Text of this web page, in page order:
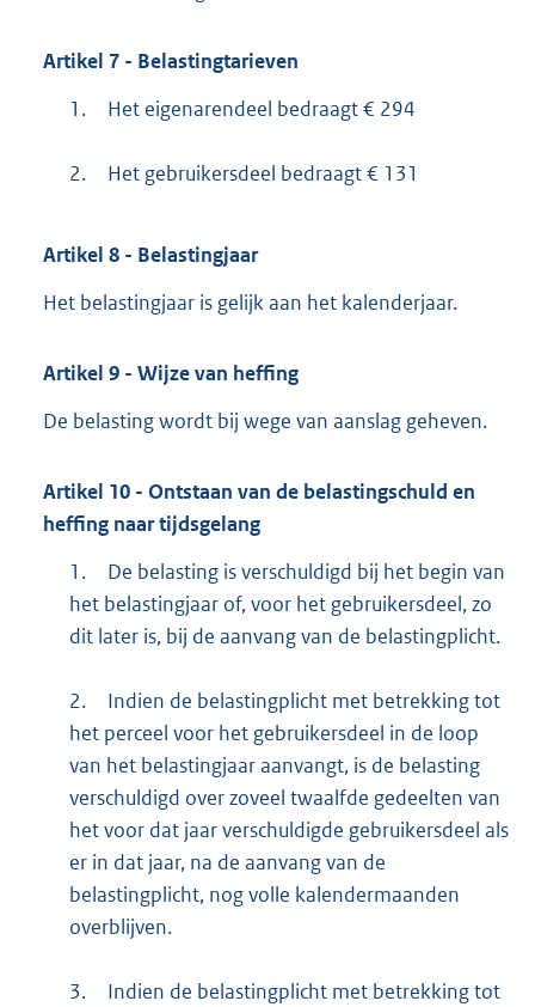
Artikel 7 - Belastingtarieven
1.
Het eigenarendeel bedraagt € 294
2. Het gebruikersdeel bedraagt € 131
Artikel 8 - Belastingjaar
Het belastingjaar is gelijk aan het kalenderjaar.
Artikel 9 - Wijze van heffing
De belasting wordt bij wege van aanslag geheven.
Artikel 10 - Ontstaan van de belastingschuld en
heffing naar tijdsgelang
1.
De belasting is verschuldigd bij het begin van
het belastingjaar of, voor het gebruikersdeel, zo
dit later is, bij de aanvang van de belastingplicht.
2.
Indien de belastingplicht met betrekking tot
het perceel voor het gebruikersdeel in de loop
van het belastingjaar aanvangt, is de belasting
verschuldigd over zoveel twaalfde gedeelten van
het voor dat jaar verschuldigde gebruikersdeel als
er in dat jaar, na de aanvang van de
belastingplicht, nog volle kalendermaanden
overblijven.
3.
Indien de belastingplicht met betrekking tot